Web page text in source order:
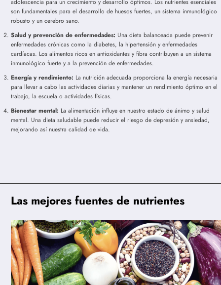
son fundamentales para el desarrollo de huesos fuertes, un sistema inmunológico
robusto y un cerebro sano.
Salud y prevención de enfermedades: Una dieta balanceada puede prevenir
enfermedades crónicas como la diabetes, la hipertensión y enfermedades
cardíacas. Los alimentos ricos en antioxidantes y fibra contribuyen a un sistema
inmunológico fuerte y a la prevención de enfermedades.
Energía y rendimiento: La nutrición adecuada proporciona la energía necesaria
para llevar a cabo las actividades diarias y mantener un rendimiento óptimo en el
trabajo, la escuela o actividades físicas.
Bienestar mental: La alimentación influye en nuestro estado de ánimo y salud
mental. Una dieta saludable puede reducir el riesgo de depresión y ansiedad,
mejorando así nuestra calidad de vida.
Las mejores fuentes de nutrientes